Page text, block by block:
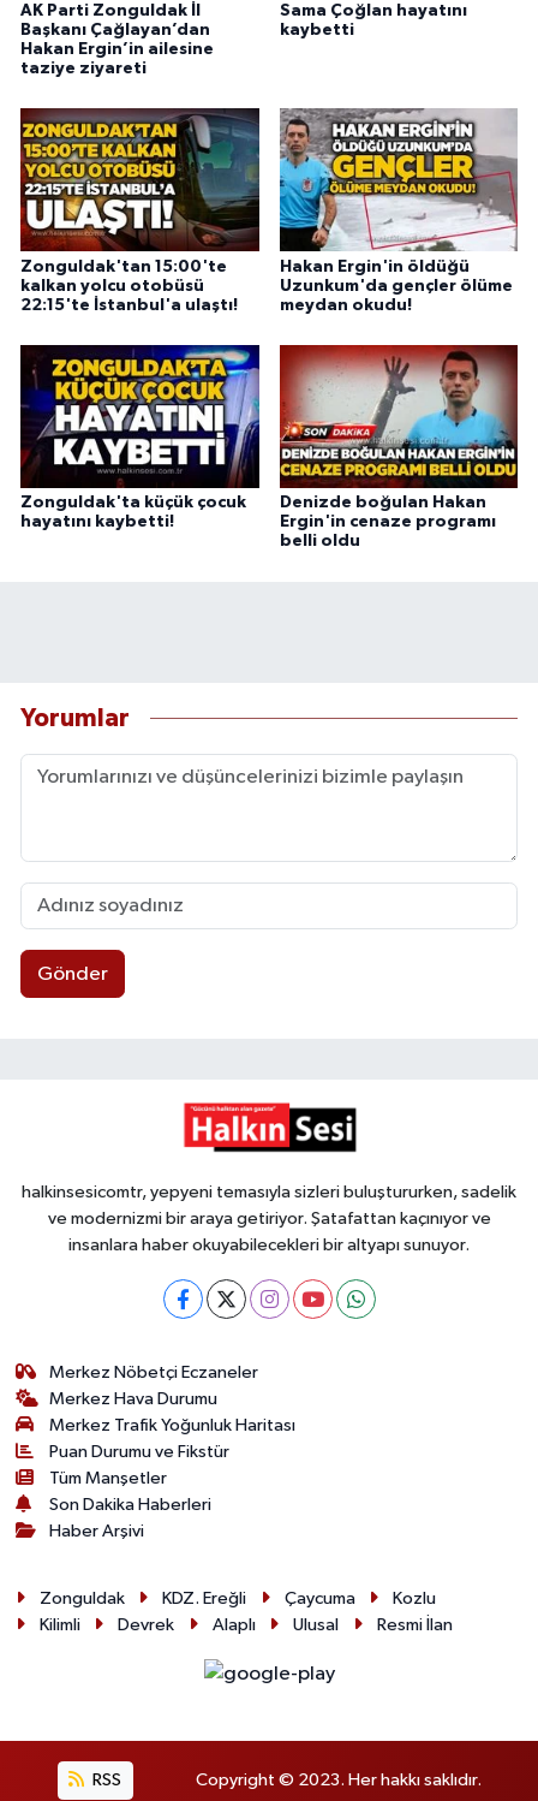
AK Parti Zonguldak İl
Başkanı Çağlayan’dan
Hakan Ergin’in ailesine
taziye ziyareti
Sama Çoğlan hayatını
kaybetti
Zonguldak'tan 15:00'te
kalkan yolcu otobüsü
22:15'te İstanbul'a ulaştı!
Hakan Ergin'in öldüğü
Uzunkum'da gençler ölüme
meydan okudu!
Zonguldak'ta küçük çocuk
hayatını kaybetti!
Denizde boğulan Hakan
Ergin'in cenaze programı
belli oldu
Yorumlar
Gönder
halkinsesicomtr, yepyeni temasıyla sizleri buluştururken, sadelik
ve modernizmi bir araya getiriyor. Şatafattan kaçınıyor ve
insanlara haber okuyabilecekleri bir altyapı sunuyor.
Merkez Nöbetçi Eczaneler
Merkez Hava Durumu
Merkez Trafik Yoğunluk Haritası
Puan Durumu ve Fikstür
Tüm Manşetler
Son Dakika Haberleri
Haber Arşivi
Zonguldak KDZ. Ereğli Çaycuma
Kozlu
Kilimli
Devrek Alaplı Ulusal Resmi İlan
RSS Copyright © 2023. Her hakkı saklıdır.